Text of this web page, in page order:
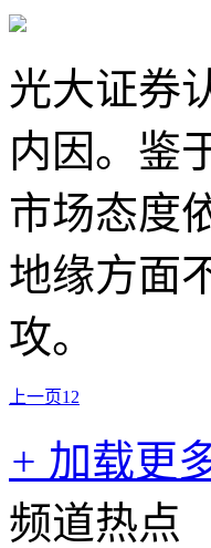
光大证券
内因。鉴
市场态度
地缘方面
攻。
上一页1 2
+ 加载更
频道热点